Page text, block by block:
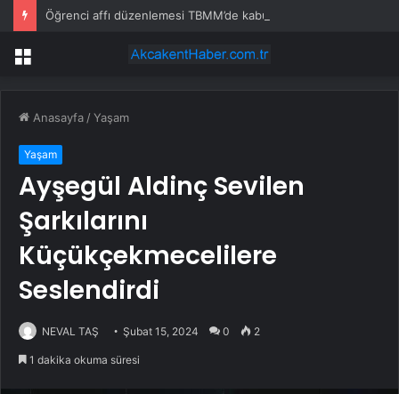
Öğrenci affı düzenlemesi TBMM’de kabul edildi
Menü
Anasayfa /Yaşam
Yaşam
Ayşegül Aldinç Sevilen
Şarkılarını
Küçükçekmecelilere
Seslendirdi
NEVAL TAŞ Şubat 15, 2024 0 2
1 dakika okuma süresi